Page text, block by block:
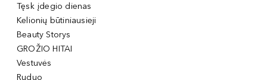
Tęsk įdegio dienas
Kelionių būtiniausieji
Beauty Storys
GROŽIO HITAI
Vestuvės
Ruduo